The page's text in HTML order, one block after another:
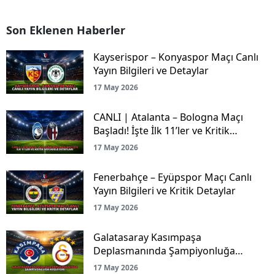
Son Eklenen Haberler
Kayserispor – Konyaspor Maçı Canlı
Yayın Bilgileri ve Detaylar
17 May 2026
CANLI | Atalanta – Bologna Maçı
Başladı! İşte İlk 11’ler ve Kritik
Mücadele Detayları
17 May 2026
Fenerbahçe – Eyüpspor Maçı Canlı
Yayın Bilgileri ve Kritik Detaylar
17 May 2026
Galatasaray Kasımpaşa
Deplasmanında Şampiyonluğa
Koşuyor!
17 May 2026